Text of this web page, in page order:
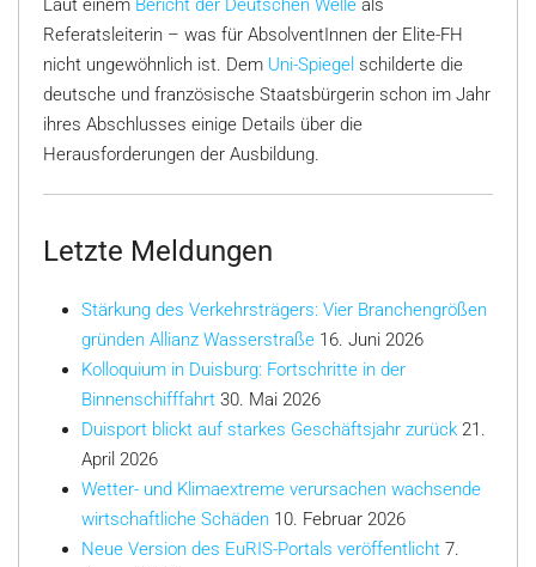
Laut einem Bericht der Deutschen Welle als
Referatsleiterin – was für AbsolventInnen der Elite-FH
nicht ungewöhnlich ist. Dem Uni-Spiegel schilderte die
deutsche und französische Staatsbürgerin schon im Jahr
ihres Abschlusses einige Details über die
Herausforderungen der Ausbildung.
Letzte Meldungen
Stärkung des Verkehrsträgers: Vier Branchengrößen
gründen Allianz Wasserstraße 16. Juni 2026
Kolloquium in Duisburg: Fortschritte in der
Binnenschifffahrt 30. Mai 2026
Duisport blickt auf starkes Geschäftsjahr zurück 21.
April 2026
Wetter- und Klimaextreme verursachen wachsende
wirtschaftliche Schäden 10. Februar 2026
Neue Version des EuRIS-Portals veröffentlicht 7.